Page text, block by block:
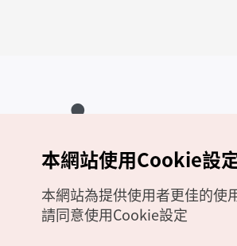
Copyrights (c) 韓國觀光公社版權所有
如有相關疑問或建議，歡迎來信至官方
本網站使用Cookie設
本網站為提供使用者更佳的使
請同意使用Cookie設定